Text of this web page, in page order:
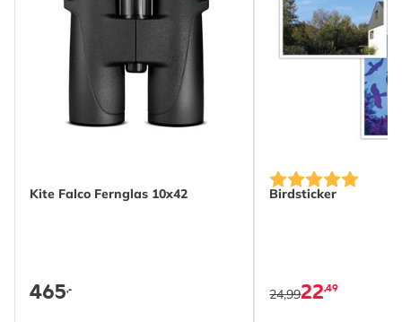
Kite Falco Fernglas 10x42
465,-
Birdsticker
22,49
24,99